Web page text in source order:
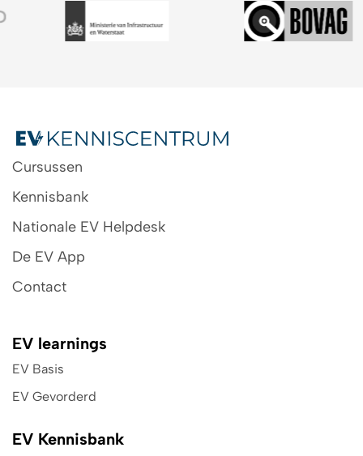
Cursussen
Kennisbank
Nationale EV Helpdesk
De EV App
Contact
EV learnings
EV Basis
EV Gevorderd
EV Kennisbank